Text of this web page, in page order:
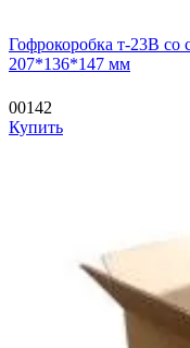
Гофрокоробка т-23В со
207*136*147 мм
00142
Купить